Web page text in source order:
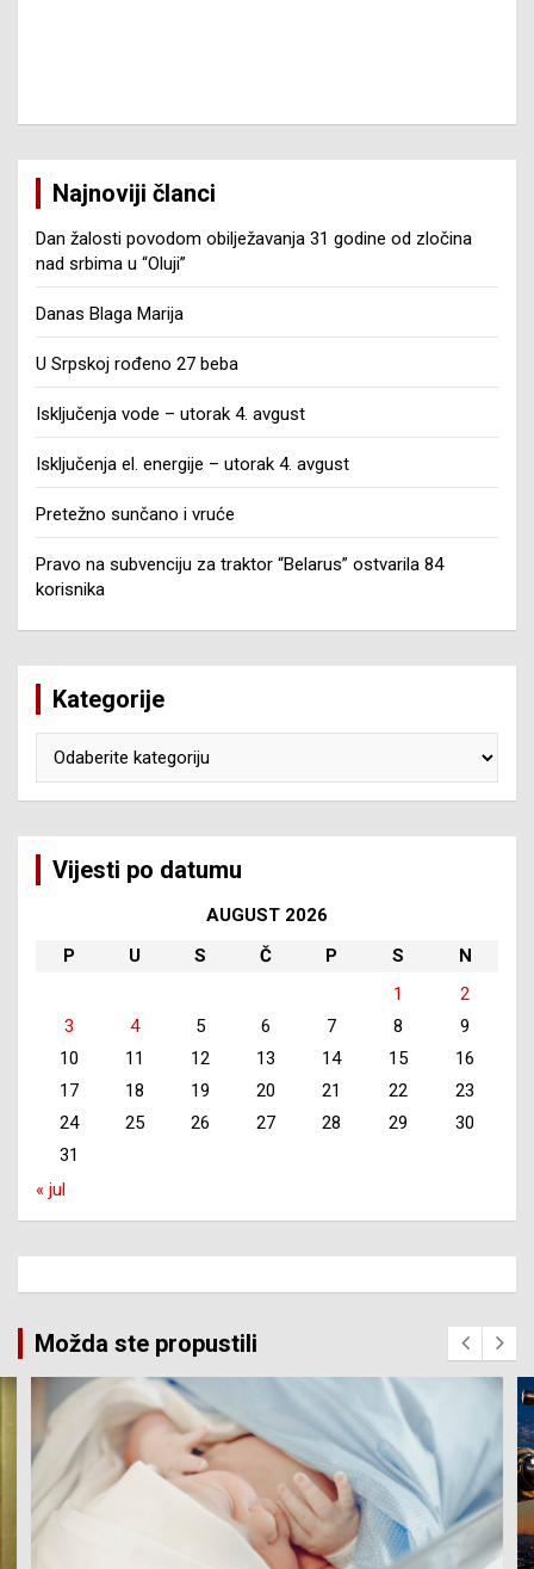
Najnoviji članci
Dan žalosti povodom obilježavanja 31 godine od zločina
nad srbima u “Oluji”
Danas Blaga Marija
U Srpskoj rođeno 27 beba
Isključenja vode – utorak 4. avgust
Isključenja el. energije – utorak 4. avgust
Pretežno sunčano i vruće
Pravo na subvenciju za traktor “Belarus” ostvarila 84
korisnika
Kategorije
Vijesti po datumu
AUGUST 2026
P
U S Č P S
N
1
2
3
4 5 6 7 8
9
10
11 12 13 14 15
16
17
18 19 20 21 22
23
24
25 26 27 28 29
30
31
« jul
Možda ste propustili